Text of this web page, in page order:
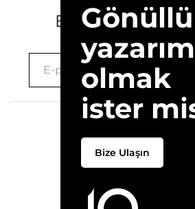
E-bültenimize
Hakkımızda
Gönüllü
olmak
ister
Bize Ulaşın